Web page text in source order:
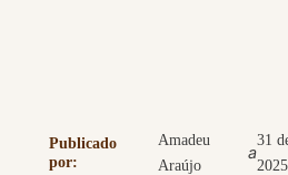
Publicado
por:
Amadeu
Araújo
a
31
2025